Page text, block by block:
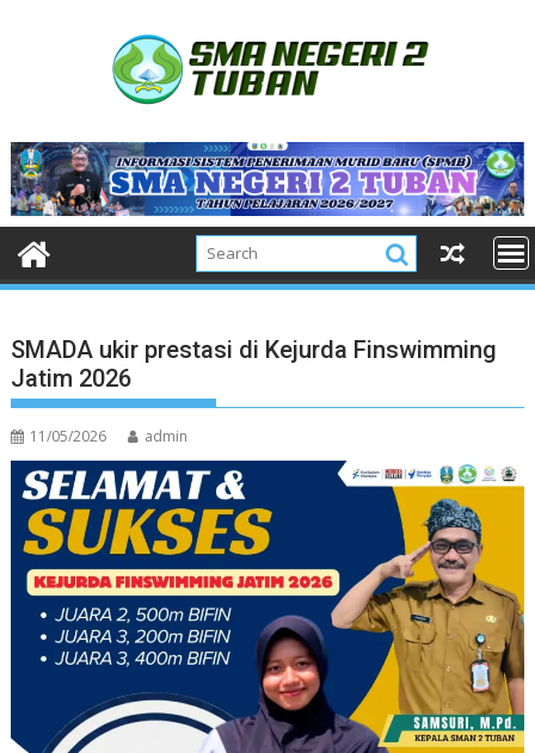
SMADA ukir prestasi di Kejurda Finswimming
Jatim 2026
11/05/2026 admin